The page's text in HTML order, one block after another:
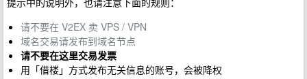
请不要在 V2EX 卖 VPS / VPN
域名交易请发布到域名节点
请不要在这里交易发票
用「借楼」方式发布无关信息的账号，会被降权